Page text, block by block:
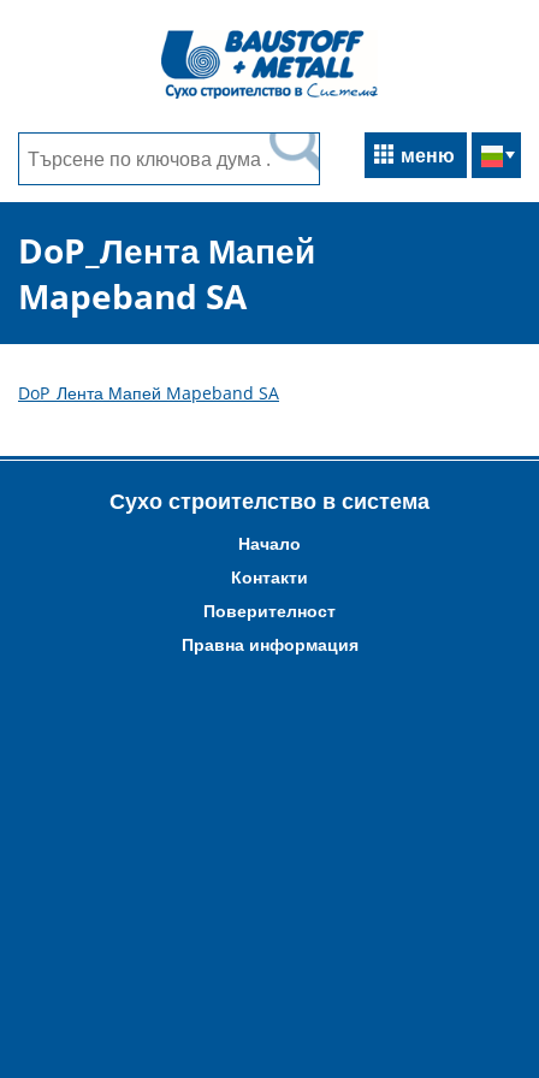
меню
DoP_Лента Мапей
Mapeband SA
DoP_Лента Мапей Mapeband SA
Сухо строителство в система
Начало
Контакти
Поверителност
Правна информация